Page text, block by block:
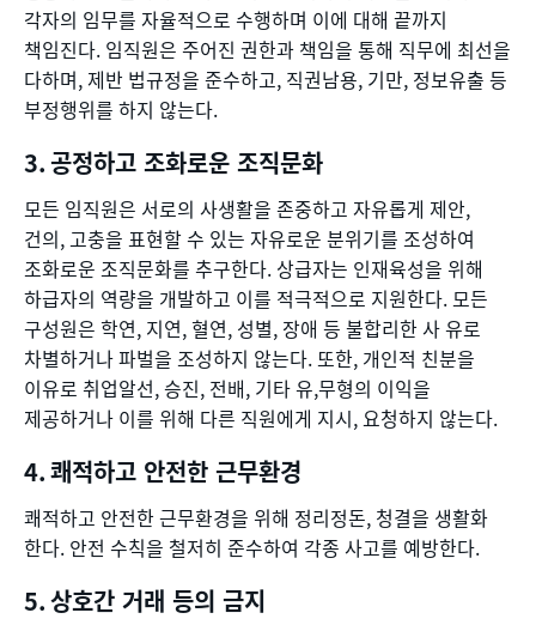
각자의 임무를 자율적으로 수행하며 이에 대해 끝까지
책임진다. 임직원은 주어진 권한과 책임을 통해 직무에 최선을
다하며, 제반 법규정을 준수하고, 직권남용, 기만, 정보유출 등
부정행위를 하지 않는다.
공정하고 조화로운 조직문화
모든 임직원은 서로의 사생활을 존중하고 자유롭게 제안,
건의, 고충을 표현할 수 있는 자유로운 분위기를 조성하여
조화로운 조직문화를 추구한다. 상급자는 인재육성을 위해
하급자의 역량을 개발하고 이를 적극적으로 지원한다. 모든
구성원은 학연, 지연, 혈연, 성별, 장애 등 불합리한 사 유로
차별하거나 파벌을 조성하지 않는다. 또한, 개인적 친분을
이유로 취업알선, 승진, 전배, 기타 유,무형의 이익을
제공하거나 이를 위해 다른 직원에게 지시, 요청하지 않는다.
쾌적하고 안전한 근무환경
쾌적하고 안전한 근무환경을 위해 정리정돈, 청결을 생활화
한다. 안전 수칙을 철저히 준수하여 각종 사고를 예방한다.
상호간 거래 등의 금지